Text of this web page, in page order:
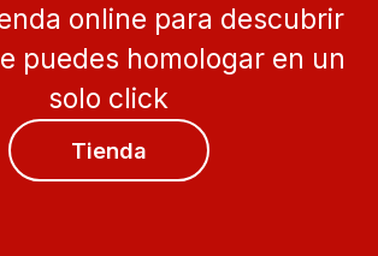
online para descubrir
puedes homologar en un
solo click
Tienda